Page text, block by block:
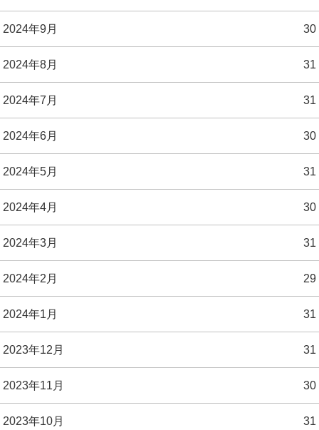
2024年9月 30
2024年8月 31
2024年7月 31
2024年6月 30
2024年5月 31
2024年4月 30
2024年3月 31
2024年2月 29
2024年1月 31
2023年12月 31
2023年11月 30
2023年10月 31